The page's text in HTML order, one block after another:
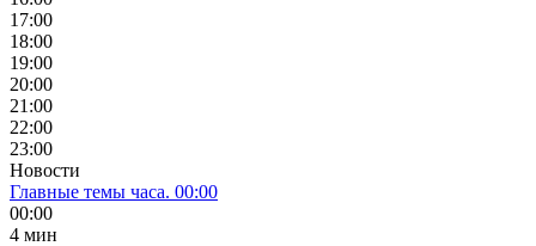
17:00
18:00
19:00
20:00
21:00
22:00
23:00
Новости
Главные темы часа. 00:00
00:00
4 мин